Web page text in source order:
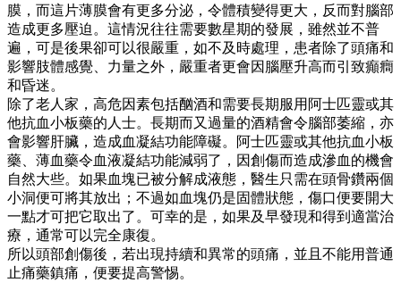
膜，而這片薄膜會有更多分泌，令體積變得更大，反而對腦部
造成更多壓迫。這情況往往需要數星期的發展，雖然並不普
遍，可是後果卻可以很嚴重，如不及時處理，患者除了頭痛和
影響肢體感覺、力量之外，嚴重者更會因腦壓升高而引致癲癎
和昏迷。
除了老人家，高危因素包括酗酒和需要長期服用阿士匹靈或其
他抗血小板藥的人士。長期而又過量的酒精會令腦部萎縮，亦
會影響肝臟，造成血凝結功能障礙。阿士匹靈或其他抗血小板
藥、薄血藥令血液凝結功能減弱了，因創傷而造成滲血的機會
自然大些。如果血塊已被分解成液態，醫生只需在頭骨鑽兩個
小洞便可將其放出；不過如血塊仍是固體狀態，傷口便要開大
一點才可把它取出了。可幸的是，如果及早發現和得到適當治
療，通常可以完全康復。
所以頭部創傷後，若出現持續和異常的頭痛，並且不能用普通
止痛藥鎮痛，便要提高警惕。